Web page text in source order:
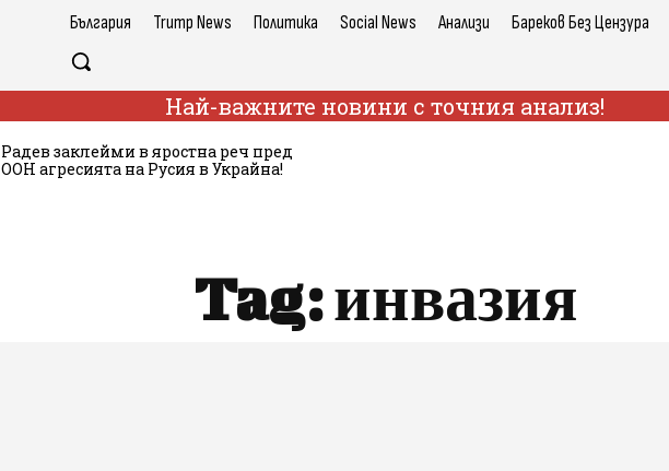
България Trump News Политика Social News Анализи Бареков Без Цензура
Най-важните новини с точния анализ!
Радев заклейми в яростна реч пред
ООН агресията на Русия в Украйна!
Tag:инвазия